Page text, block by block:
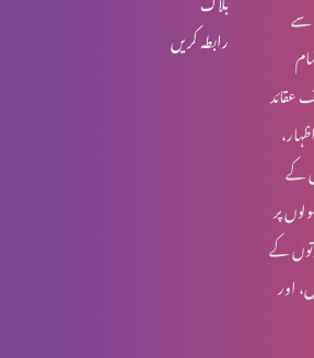
خواتین کی زمداری
یسوع مسیح کا نسب نامہ اور خواتین
شرعی مسایل (حصہ 4)
شرعی مسایل (حصہ 3)
رابطہ کریں
سے
عقائد
کے
پر
کے
اور